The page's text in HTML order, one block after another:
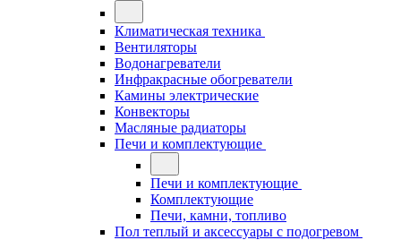
Климатическая техника
Вентиляторы
Водонагреватели
Инфракрасные обогреватели
Камины электрические
Конвекторы
Масляные радиаторы
Печи и комплектующие
Печи и комплектующие
Комплектующие
Печи, камни, топливо
Пол теплый и аксессуары с подогревом